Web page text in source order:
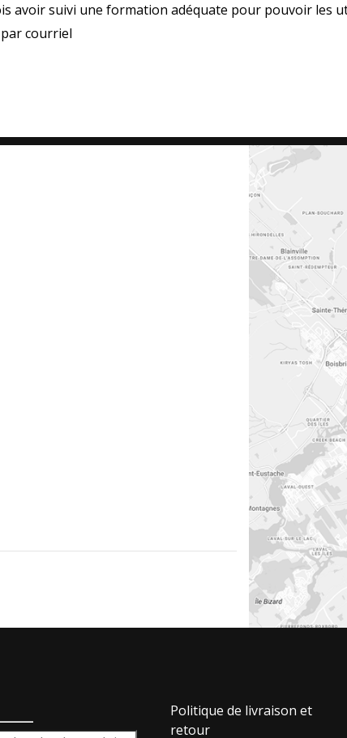
avoir suivi une formation adéquate pour pouvoir les
courriel
Politique de livraison et
retour